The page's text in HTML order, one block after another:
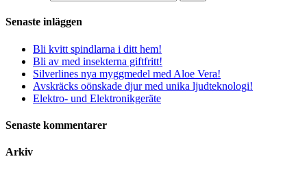
Senaste inläggen
Bli kvitt spindlarna i ditt hem!
Bli av med insekterna giftfritt!
Silverlines nya myggmedel med Aloe Vera!
Avskräcks oönskade djur med unika ljudteknologi!
Elektro- und Elektronikgeräte
Senaste kommentarer
Arkiv